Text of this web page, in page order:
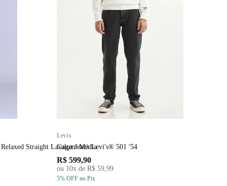
Straight Lavagem Média
Levis
Calça Jeans Levi's® 501 '54
R$ 599,90
ou 10x de R$ 59,99
5% OFF no Pix